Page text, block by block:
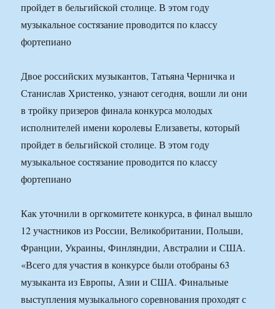
пройдет в бельгийской столице. В этом году
музыкальное состязание проводится по классу
фортепиано
Двое российских музыкантов, Татьяна Черничка и
Станислав Христенко, узнают сегодня, вошли ли они
в тройку призеров финала конкурса молодых
исполнителей имени королевы Елизаветы, который
пройдет в бельгийской столице. В этом году
музыкальное состязание проводится по классу
фортепиано
Как уточнили в оргкомитете конкурса, в финал вышло
12 участников из России, Великобритании, Польши,
Франции, Украины, Финляндии, Австралии и США.
«Всего для участия в конкурсе были отобраны 63
музыканта из Европы, Азии и США. Финальные
выступления музыкального соревнования проходят с